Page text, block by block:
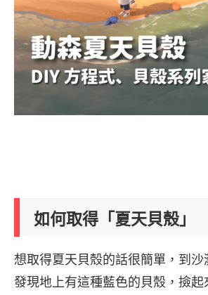
如何取得「夏天貝殼」
想取得夏天貝殼的話很簡單，到沙
發現地上有這種藍色的貝殼，撿起